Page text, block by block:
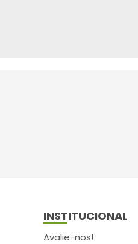
AXE (2)
AYMORE (4)
INSTITUCIONAL
Avalie-nos!